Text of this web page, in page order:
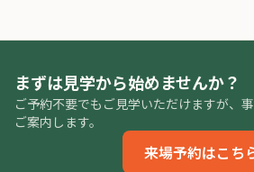
まずは見学から始めませんか？
ご予約不要でもご見学いただけますが、
ご案内します。
来場予約はこち